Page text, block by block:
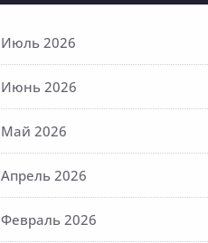
Июль 2026
Июнь 2026
Май 2026
Апрель 2026
Февраль 2026